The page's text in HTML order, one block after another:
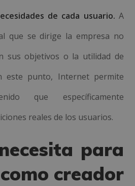
de cada usuario. A
que se dirige la empresa no
sus objetivos o la utilidad de
este punto, Internet permite
que específicamente
reales de los usuarios.
para
creador